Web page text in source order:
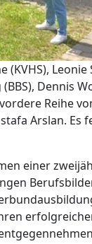
Leonie
Dennis
Reihe
Arslan. Es
einer